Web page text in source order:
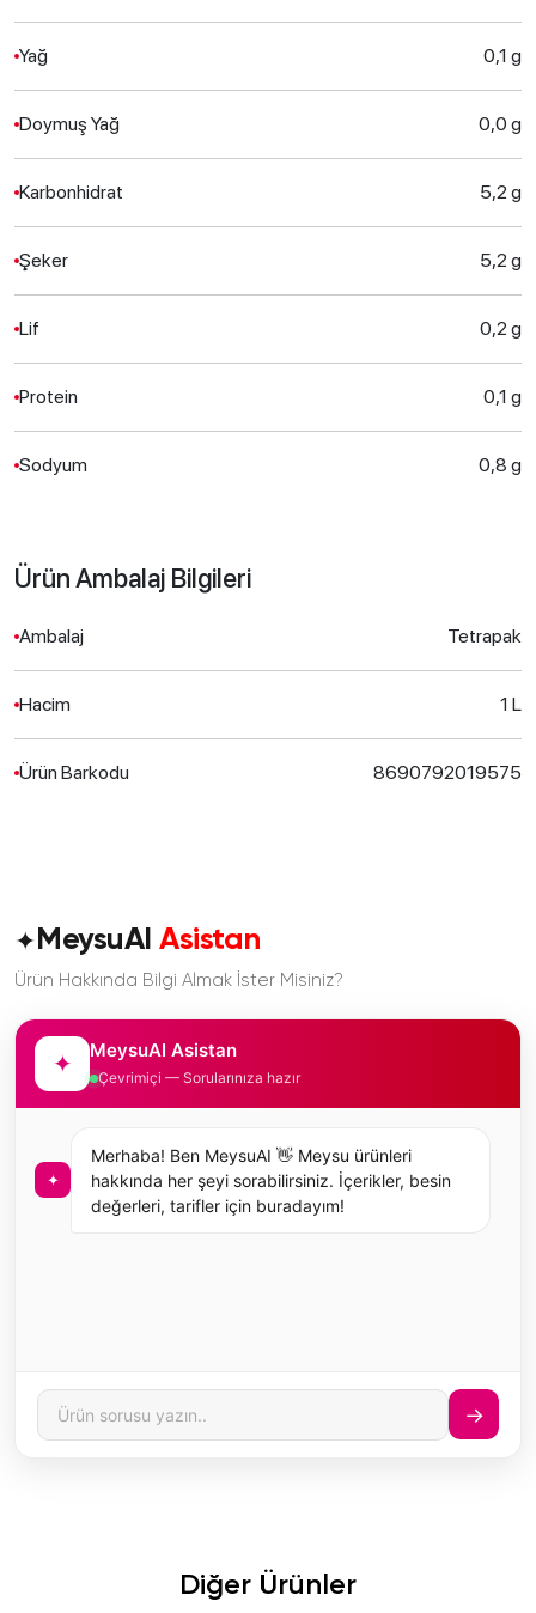
Yağ 0,1 g
Doymuş Yağ 0,0 g
Karbonhidrat 5,2 g
Şeker 5,2 g
Lif 0,2 g
Protein 0,1 g
Sodyum 0,8 g
Ürün Ambalaj Bilgileri
Ambalaj Tetrapak
Hacim 1 L
Ürün Barkodu 8690792019575
✦ MeysuAI Asistan
Ürün Hakkında Bilgi Almak İster Misiniz?
✦ MeysuAI Asistan
Çevrimiçi — Sorularınıza hazır
✦
Merhaba! Ben MeysuAI 👋 Meysu ürünleri
hakkında her şeyi sorabilirsiniz. İçerikler, besin
değerleri, tarifler için buradayım!
→
Diğer Ürünler